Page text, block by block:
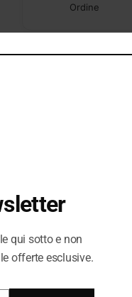
Ordine
✔︎ Spedizione
✔︎ Consegna da 1 a
✔︎ Ritiro gratuito in
I PREZZI DEL
DIVERSI DAL
qui sotto e non
offerte esclusive.